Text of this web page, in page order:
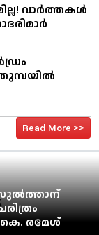
വാർത്തകൾ
Read More >>
രമേശ്